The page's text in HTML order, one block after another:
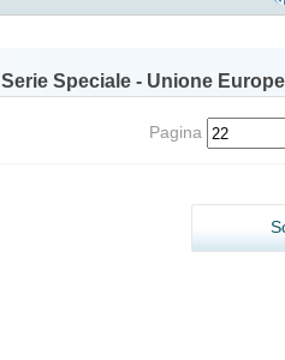
Serie Speciale - Unione
Pagina